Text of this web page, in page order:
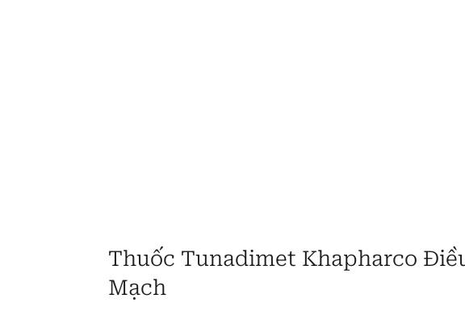
Thuốc Tunadimet Khapharco
Mạch